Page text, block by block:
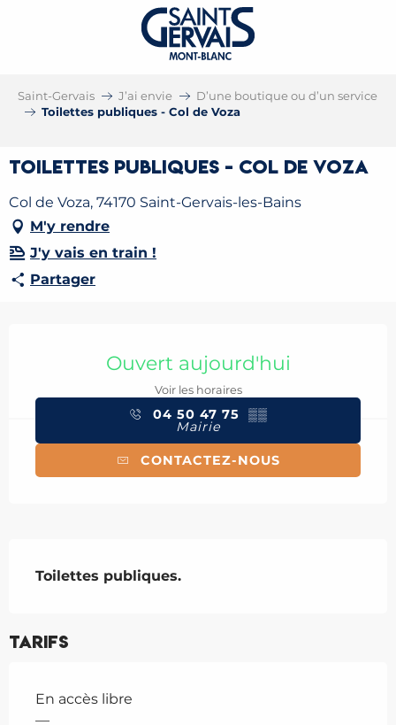
Saint-Gervais J’ai envie
D’une boutique ou d’un service
Toilettes publiques - Col de Voza
Toilettes publiques - Col de Voza
Col de Voza, 74170 Saint-Gervais-les-Bains
M'y rendre
J'y vais en train !
Partager
Ouvert aujourd'hui
Voir les horaires
04 50 47 75 ▒▒
Mairie
CONTACTEZ-NOUS
Toilettes publiques.
Tarifs
En accès libre
—